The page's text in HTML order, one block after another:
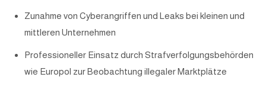
Zunahme von Cyberangriffen und Leaks bei kleinen und
mittleren Unternehmen
Professioneller Einsatz durch Strafverfolgungsbehörden
wie Europol zur Beobachtung illegaler Marktplätze